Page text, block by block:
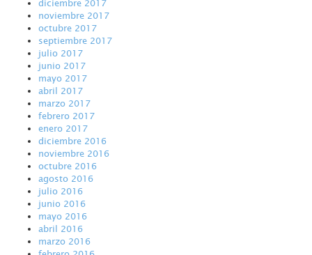
diciembre 2017
noviembre 2017
octubre 2017
septiembre 2017
julio 2017
junio 2017
mayo 2017
abril 2017
marzo 2017
febrero 2017
enero 2017
diciembre 2016
noviembre 2016
octubre 2016
agosto 2016
julio 2016
junio 2016
mayo 2016
abril 2016
marzo 2016